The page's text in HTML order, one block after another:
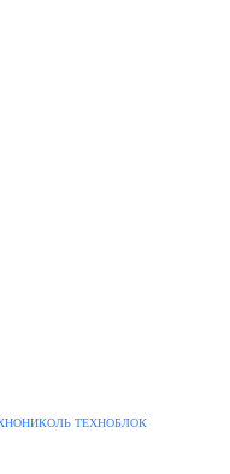
ТЕХНОНИКОЛЬ ТЕХНОБЛОК